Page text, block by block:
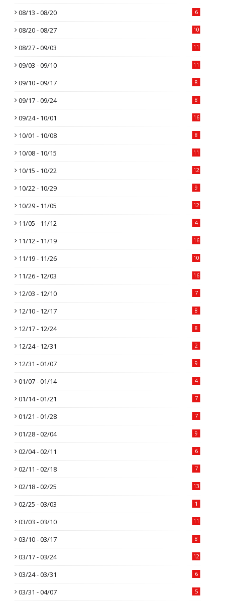
08/13 - 08/20 6
08/20 - 08/27 10
08/27 - 09/03 11
09/03 - 09/10 11
09/10 - 09/17 8
09/17 - 09/24 8
09/24 - 10/01 16
10/01 - 10/08 8
10/08 - 10/15 11
10/15 - 10/22 12
10/22 - 10/29 9
10/29 - 11/05 12
11/05 - 11/12 4
11/12 - 11/19 16
11/19 - 11/26 10
11/26 - 12/03 16
12/03 - 12/10 7
12/10 - 12/17 8
12/17 - 12/24 8
12/24 - 12/31 2
12/31 - 01/07 9
01/07 - 01/14 4
01/14 - 01/21 7
01/21 - 01/28 7
01/28 - 02/04 9
02/04 - 02/11 6
02/11 - 02/18 7
02/18 - 02/25 13
02/25 - 03/03 1
03/03 - 03/10 11
03/10 - 03/17 8
03/17 - 03/24 12
03/24 - 03/31 6
03/31 - 04/07 5